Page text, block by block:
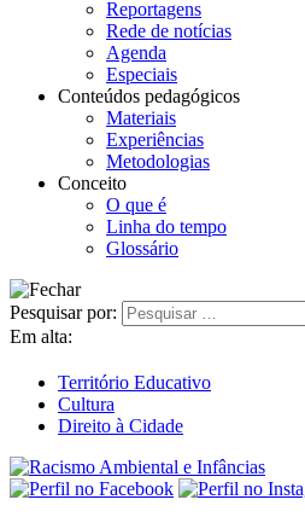
Reportagens
Rede de notícias
Agenda
Especiais
Conteúdos pedagógicos
Materiais
Experiências
Metodologias
Conceito
O que é
Linha do tempo
Glossário
Pesquisar por:
Em alta:
Território Educativo
Cultura
Direito à Cidade